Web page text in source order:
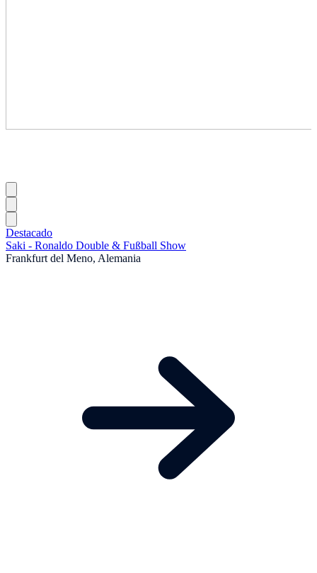
Destacado
Saki - Ronaldo Double & Fußball Show
Frankfurt del Meno, Alemania